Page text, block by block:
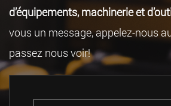
d’équipements, machinerie et
vous un message, appelez-nous
passez nous voir!